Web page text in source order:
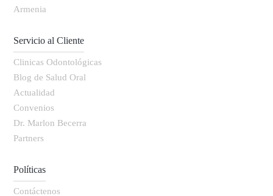
Armenia
Servicio al Cliente
Clinicas Odontológicas
Blog de Salud Oral
Actualidad
Convenios
Dr. Marlon Becerra
Partners
Políticas
Contáctenos